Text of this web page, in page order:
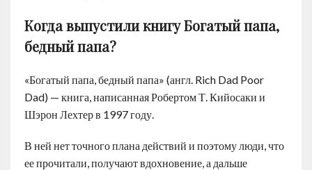
Когда выпустили книгу Богатый папа,
бедный папа?
«Богатый папа, бедный папа» (англ. Rich Dad Poor
Dad) — книга, написанная Робертом Т. Кийосаки и
Шэрон Лехтер в 1997 году.
В ней нет точного плана действий и поэтому люди, что
ее прочитали, получают вдохновение, а дальше